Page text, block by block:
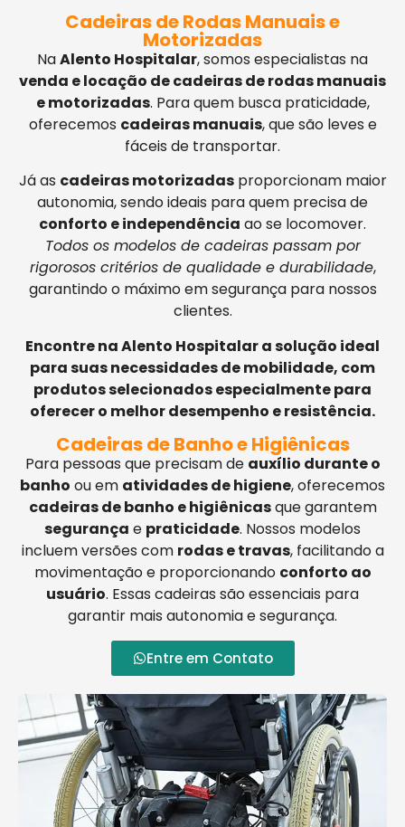
Cadeiras de Rodas Manuais e
Motorizadas
NaAlento Hospitalar, somos especialistas na
venda e locação de cadeiras de rodas manuais
e motorizadas. Para quem busca praticidade,
oferecemos cadeiras manuais, que são leves e
fáceis de transportar.
Já as cadeiras motorizadasproporcionam maior
autonomia, sendo ideais para quem precisa de
conforto e independência ao se locomover.
Todos os modelos de cadeiras passam por
rigorosos critérios de qualidade e durabilidade,
garantindo o máximo em segurança para nossos
clientes.
Encontre na Alento Hospitalar a solução ideal
para suas necessidades de mobilidade, com
produtos selecionados especialmente para
oferecer o melhor desempenho e resistência.
Cadeiras de Banho e Higiênicas
Para pessoas que precisam de auxílio durante o
banho ou em atividades de higiene, oferecemos
cadeiras de banho e higiênicasque garantem
segurança e praticidade. Nossos modelos
incluem versões com rodas e travas, facilitando a
movimentação e proporcionando conforto ao
usuário. Essas cadeiras são essenciais para
garantir mais autonomia e segurança.
Entre em Contato